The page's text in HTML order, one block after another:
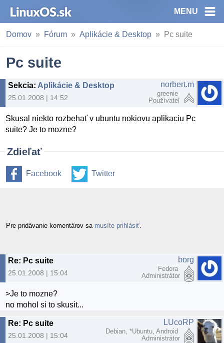
MENU
Domov Fórum Aplikácie & Desktop Pc suite
Pc suite
Sekcia: Aplikácie & Desktop
25.01.2008 | 14:52
norbert.m
greenie
Používateľ
Skusal niekto rozbehať v ubuntu nokiovu aplikaciu Pc
suite? Je to mozne?
Zdieľať
Facebook Twitter
Pre pridávanie komentárov sa musíte prihlásiť
Re: Pc suite
25.01.2008 | 15:04
borg
Fedora
Administrátor
>Je to mozne?
no mohol si to skusit...
Re: Pc suite
25.01.2008 | 15:04
LUcoRP
Debian, *Ubuntu, Android
Administrátor